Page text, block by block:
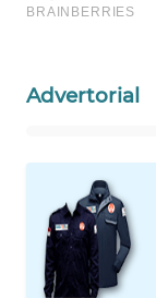
Advertorial
WALINKI
MAWAKA
MARTABAT
NET
PLN
WATCH